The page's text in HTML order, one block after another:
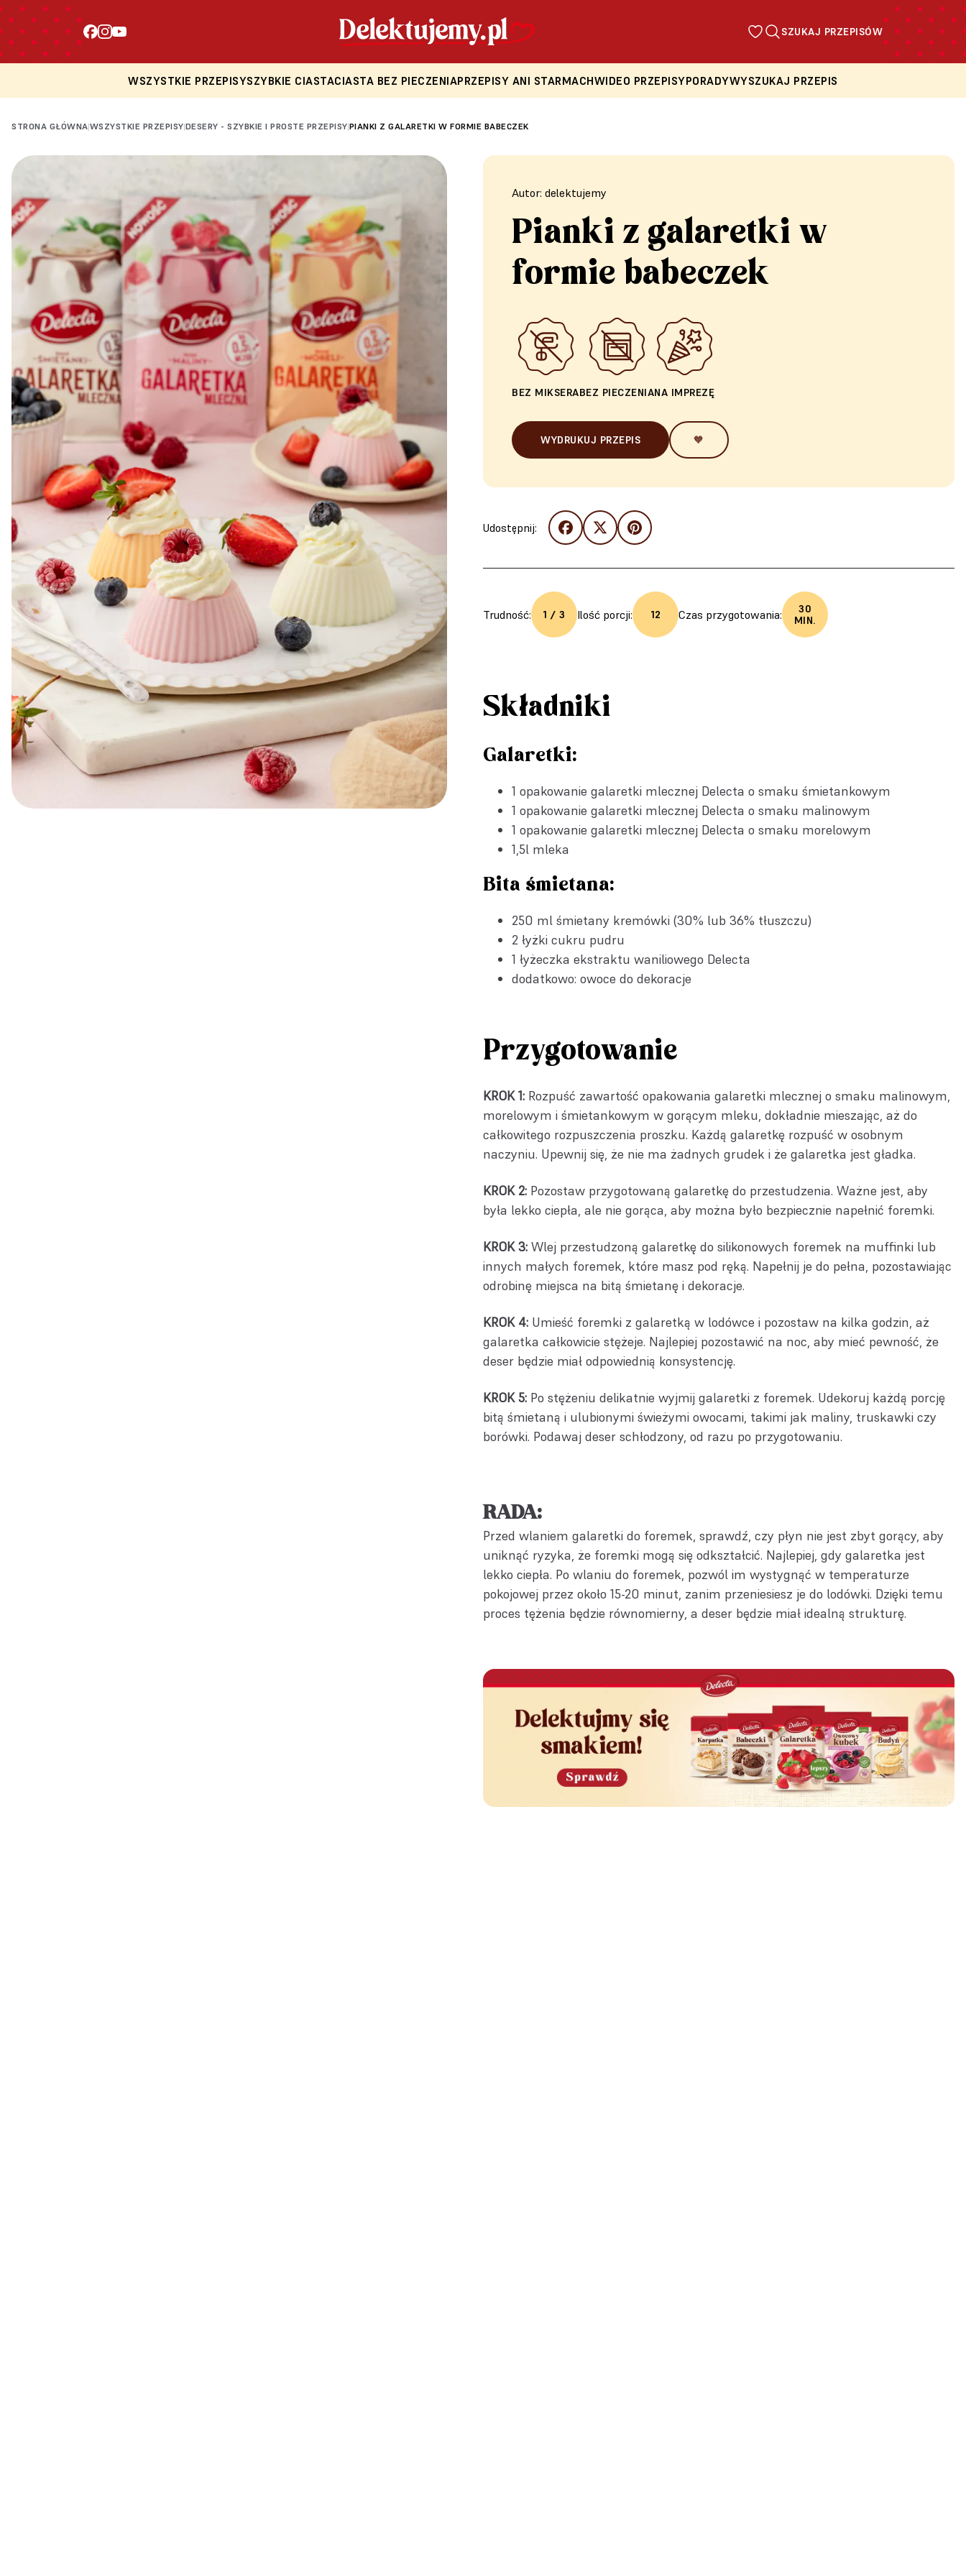
SZUKAJ PRZEPISÓW
WSZYSTKIE PRZEPISYSZYBKIE CIASTACIASTA BEZ PIECZENIAPRZEPISY ANI STARMACHWIDEO PRZEPISYPORADYWYSZUKAJ PRZEPIS
STRONA GŁÓWNA|WSZYSTKIE PRZEPISY|DESERY - SZYBKIE I PROSTE PRZEPISY|PIANKI Z GALARETKI W FORMIE BABECZEK
Autor: delektujemy
Pianki z galaretki w
formie babeczek
BEZ MIKSERABEZ PIECZENIANA IMPREZĘ
WYDRUKUJ PRZEPIS 🧡
Udostępnij:
Trudność: 1 / 3 Ilość porcji: 12 Czas przygotowania:
30
MIN.
Składniki
Galaretki:
1 opakowanie galaretki mlecznej Delecta o smaku śmietankowym
1 opakowanie galaretki mlecznej Delecta o smaku malinowym
1 opakowanie galaretki mlecznej Delecta o smaku morelowym
1,5l mleka
Bita śmietana:
250 ml śmietany kremówki (30% lub 36% tłuszczu)
2 łyżki cukru pudru
1 łyżeczka ekstraktu waniliowego Delecta
dodatkowo: owoce do dekoracje
Przygotowanie
KROK 1: Rozpuść zawartość opakowania galaretki mlecznej o smaku malinowym,
morelowym i śmietankowym w gorącym mleku, dokładnie mieszając, aż do
całkowitego rozpuszczenia proszku. Każdą galaretkę rozpuść w osobnym
naczyniu. Upewnij się, że nie ma żadnych grudek i że galaretka jest gładka.
KROK 2: Pozostaw przygotowaną galaretkę do przestudzenia. Ważne jest, aby
była lekko ciepła, ale nie gorąca, aby można było bezpiecznie napełnić foremki.
KROK 3: Wlej przestudzoną galaretkę do silikonowych foremek na muffinki lub
innych małych foremek, które masz pod ręką. Napełnij je do pełna, pozostawiając
odrobinę miejsca na bitą śmietanę i dekoracje.
KROK 4: Umieść foremki z galaretką w lodówce i pozostaw na kilka godzin, aż
galaretka całkowicie stężeje. Najlepiej pozostawić na noc, aby mieć pewność, że
deser będzie miał odpowiednią konsystencję.
KROK 5: Po stężeniu delikatnie wyjmij galaretki z foremek. Udekoruj każdą porcję
bitą śmietaną i ulubionymi świeżymi owocami, takimi jak maliny, truskawki czy
borówki. Podawaj deser schłodzony, od razu po przygotowaniu.
RADA:
Przed wlaniem galaretki do foremek, sprawdź, czy płyn nie jest zbyt gorący, aby
uniknąć ryzyka, że foremki mogą się odkształcić. Najlepiej, gdy galaretka jest
lekko ciepła. Po wlaniu do foremek, pozwól im wystygnąć w temperaturze
pokojowej przez około 15-20 minut, zanim przeniesiesz je do lodówki. Dzięki temu
proces tężenia będzie równomierny, a deser będzie miał idealną strukturę.